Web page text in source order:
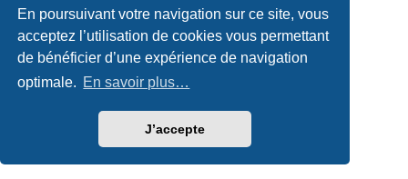
En poursuivant votre navigation sur ce site, vous
acceptez l’utilisation de cookies vous permettant
de bénéficier d’une expérience de navigation
optimale. En savoir plus…
J’accepte